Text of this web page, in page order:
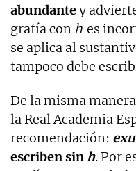
abundantey
grafía conh es
se aplica al
tampoco debe
De la misma
la Real Academia
recomendación:
escriben sinh. Por